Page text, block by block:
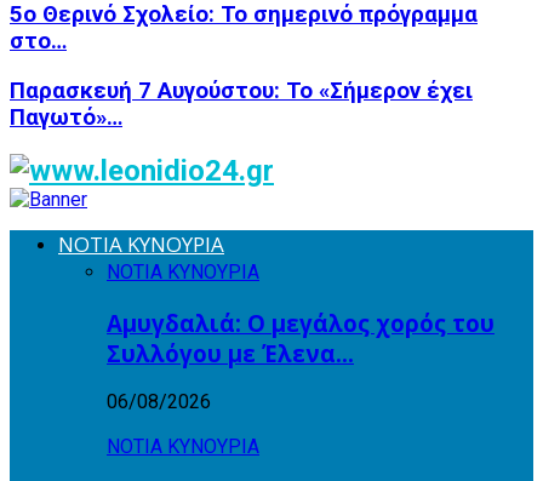
5ο Θερινό Σχολείο: Το σημερινό πρόγραμμα
στο…
Παρασκευή 7 Αυγούστου: Το «Σήμερον έχει
Παγωτό»…
ΝΟΤΙΑ ΚΥΝΟΥΡΙΑ
ΝΟΤΙΑ ΚΥΝΟΥΡΙΑ
Αμυγδαλιά: Ο μεγάλος χορός του
Συλλόγου με Έλενα…
06/08/2026
ΝΟΤΙΑ ΚΥΝΟΥΡΙΑ